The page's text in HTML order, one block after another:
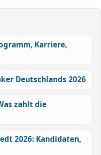
Karriere,
Deutschlands 2026
zahlt die
2026: Kandidaten,